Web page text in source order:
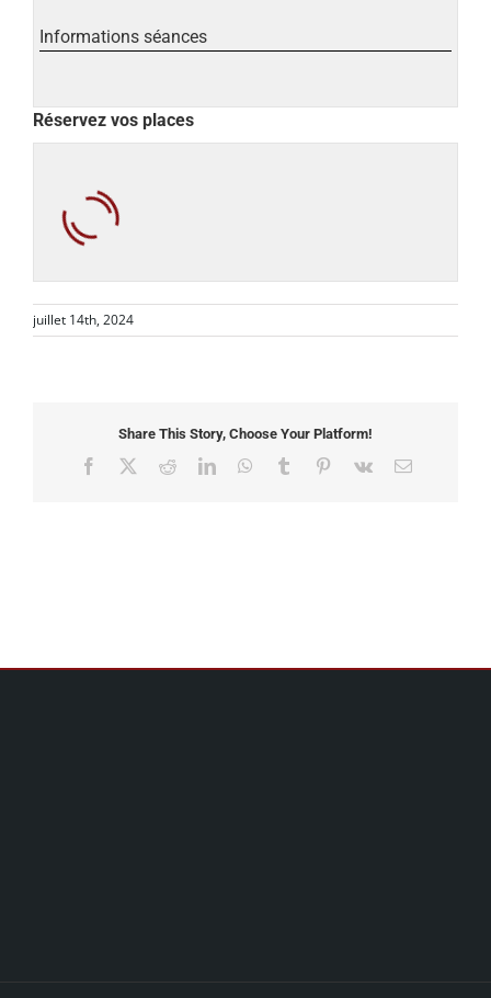
Informations séances
Réservez vos places
juillet 14th, 2024
Share This Story, Choose Your Platform!
Facebook RedditLinkedInWhatsApp
Tumblr Pinterest
Vk Email